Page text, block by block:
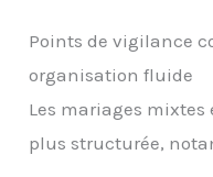
Points de vigilance
organisation fluide
Les mariages
plus structurée,